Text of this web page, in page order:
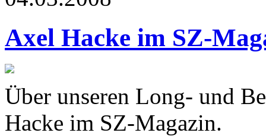
Axel Hacke im SZ-
Über unseren Long- und
Hacke im SZ-Magazin.